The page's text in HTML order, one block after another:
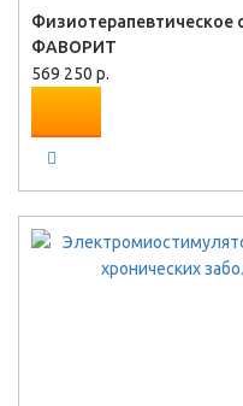
Физиотерапевтическое
ФАВОРИТ
569 250 р.